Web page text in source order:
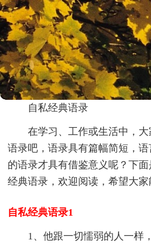
自私经典语录
在学习、工作或生活中，
语录吧，语录具有篇幅简短，
的语录才具有借鉴意义呢？下
经典语录，欢迎阅读，希望大家
自私经典语录1
1、他跟一切懦弱的人一样